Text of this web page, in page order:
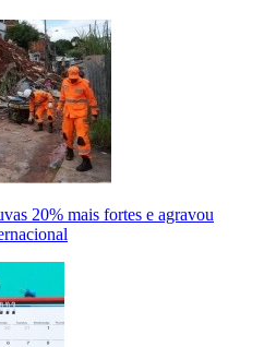
20% mais fortes e agravou